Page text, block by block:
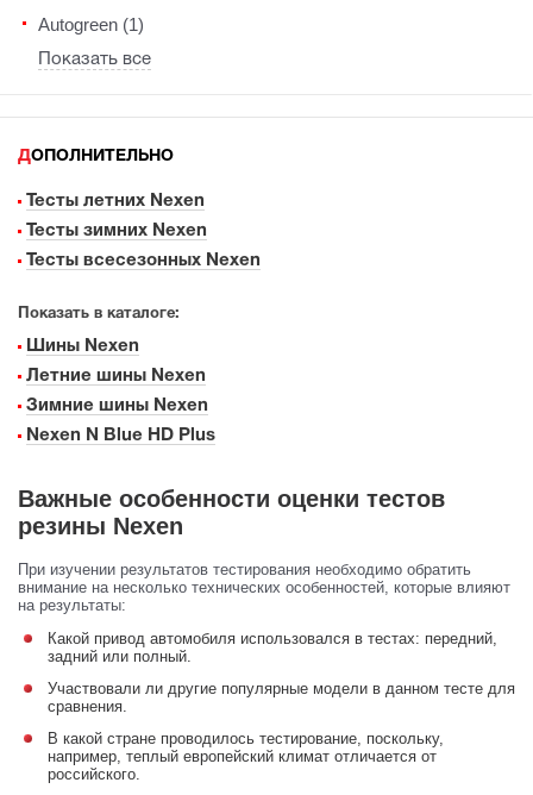
Autogreen (1)
Показать все
ДОПОЛНИТЕЛЬНО
Тесты летних Nexen
Тесты зимних Nexen
Тесты всесезонных Nexen
Показать в каталоге:
Шины Nexen
Летние шины Nexen
Зимние шины Nexen
Nexen N Blue HD Plus
Важные особенности оценки тестов
резины Nexen
При изучении результатов тестирования необходимо обратить
внимание на несколько технических особенностей, которые влияют
на результаты:
Какой привод автомобиля использовался в тестах: передний,
задний или полный.
Участвовали ли другие популярные модели в данном тесте для
сравнения.
В какой стране проводилось тестирование, поскольку,
например, теплый европейский климат отличается от
российского.